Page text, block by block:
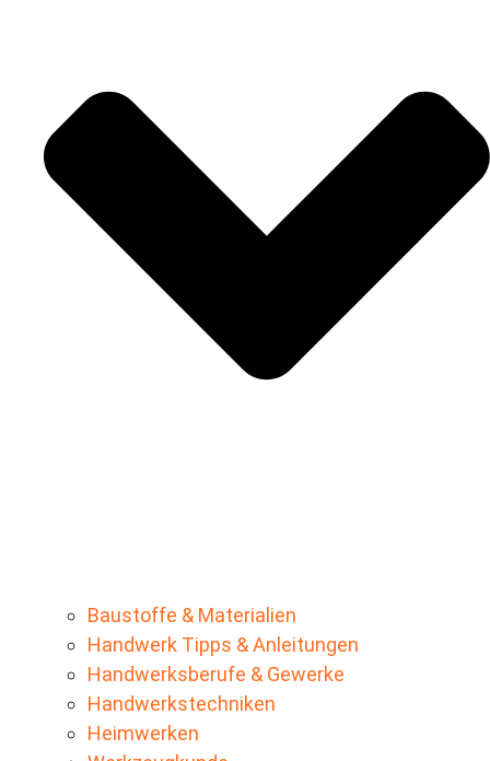
Baustoffe & Materialien
Handwerk Tipps & Anleitungen
Handwerksberufe & Gewerke
Handwerkstechniken
Heimwerken